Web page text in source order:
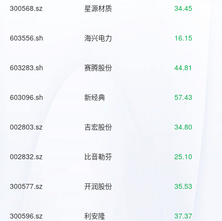
300568.sz 星源材质 34.45
603556.sh 海兴电力 16.15
603283.sh 赛腾股份 44.81
603096.sh 新经典 57.43
002803.sz 吉宏股份 34.80
002832.sz 比音勒芬 25.10
300577.sz 开润股份 35.53
300596.sz 利安隆 37.37